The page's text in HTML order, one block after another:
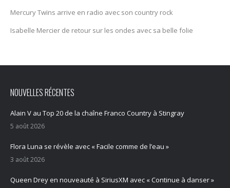
Mercury Twïns arrive en radio avec son country rock
Isabelle Mercier de retour sur les ondes avec sa belle folie
NOUVELLES RÉCENTES
Alain V au Top 20 de la chaîne Franco Country à Stingray
5 août 2026
Flora Luna se révèle avec « Facile comme de l’eau »
3 août 2026
Queen Drey en nouveauté à SiriusXM avec « Continue à danser »